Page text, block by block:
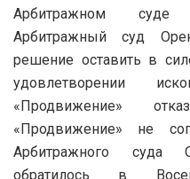
Арбитражном суде
Арбитражный суд
решение оставить в
удовлетворении
«Продвижение»
«Продвижение» не
Арбитражного суда
обратилось в